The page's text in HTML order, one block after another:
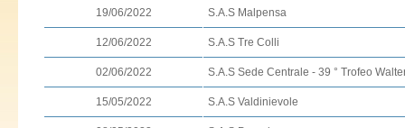
19/06/2022 S.A.S Malpensa
12/06/2022 S.A.S Tre Colli
02/06/2022 S.A.S Sede Centrale - 39 ° Trofeo
15/05/2022 S.A.S Valdinievole